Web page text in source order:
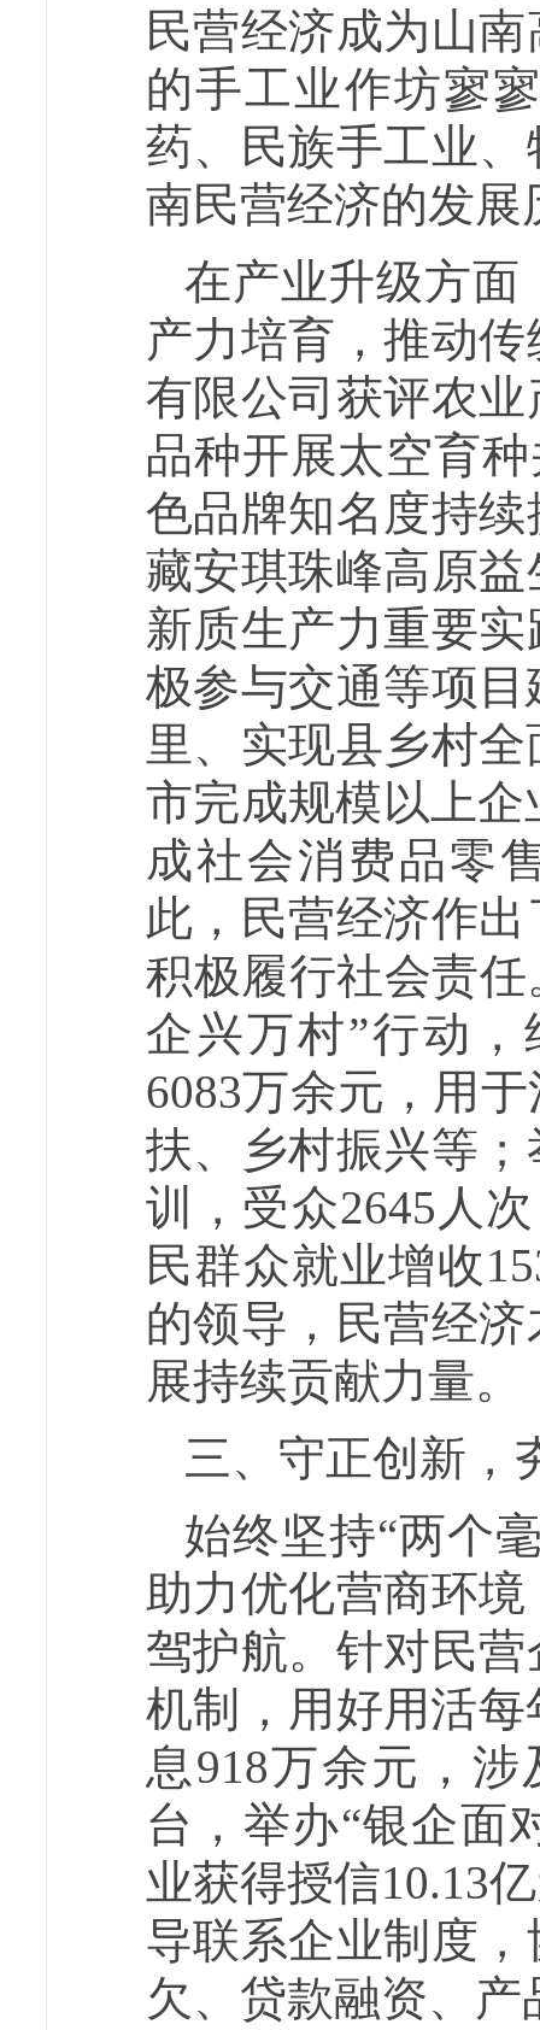
民营经济成为山
的手工业作坊寥
药、民族手工业
南民营经济的发
在产业升级方面
产力培育，推动
有限公司获评农
品种开展太空育
色品牌知名度持
藏安琪珠峰高原
新质生产力重要
极参与交通等项
里、实现县乡村
市完成规模以上企
成社会消费品零
此，民营经济作
积极履行社会责
企兴万村”行动
6083万余元，用
扶、乡村振兴等
训，受众2645人
民群众就业增收
的领导，民营经
展持续贡献力量。
三、守正创新，
始终坚持“两个
助力优化营商环
驾护航。针对民
机制，用好用活
息918万余元，
台，举办“银企面
业获得授信10.13
导联系企业制度
欠、贷款融资、产